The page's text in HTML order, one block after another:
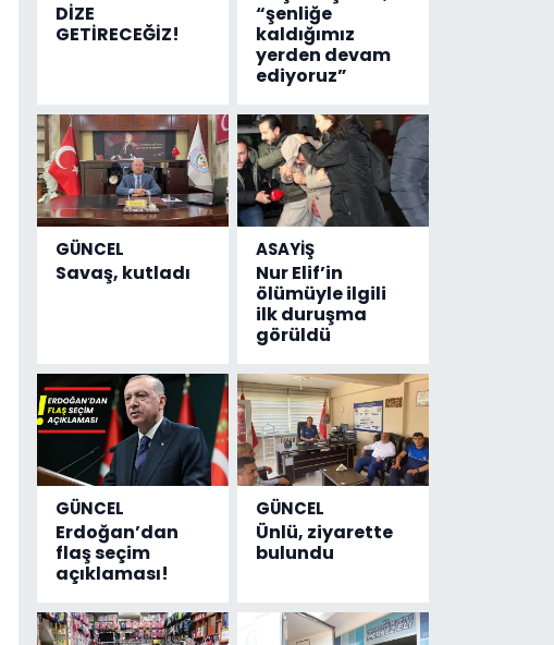
DİZE
GETİRECEĞİZ!
“şenliğe
kaldığımız
yerden devam
ediyoruz”
GÜNCEL
Savaş, kutladı
ASAYİŞ
Nur Elif’in
ölümüyle ilgili
ilk duruşma
görüldü
GÜNCEL
Erdoğan’dan
flaş seçim
açıklaması!
GÜNCEL
Ünlü, ziyarette
bulundu